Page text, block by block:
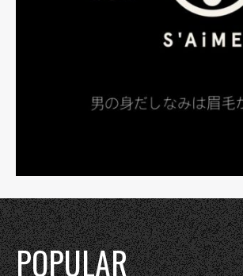
POPULAR